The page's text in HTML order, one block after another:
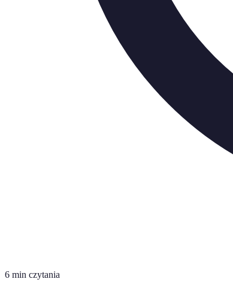
6 min czytania